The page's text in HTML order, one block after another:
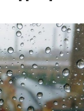
небо буде
очікується
він
посиланням
та південно-
секунду.